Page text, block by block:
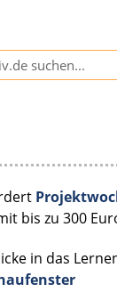
bis zu 300
in das